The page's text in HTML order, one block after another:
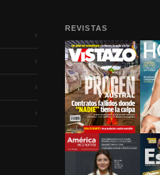
›
›
›
›
REVISTAS